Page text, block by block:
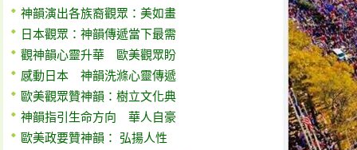
神韻演出各族裔觀眾：美如畫
日本觀眾：神韻傳遞當下最需
觀神韻心靈升華 歐美觀眾盼
感動日本 神韻洗滌心靈傳遞
歐美觀眾贊神韻：樹立文化典
神韻指引生命方向 華人自豪
歐美政要贊神韻： 弘揚人性